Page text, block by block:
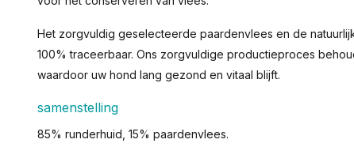
Het zorgvuldig geselecteerde paardenvlees en de
100% traceerbaar. Ons zorgvuldige productieproces
waardoor uw hond lang gezond en vitaal blijft.
samenstelling
85% runderhuid, 15% paardenvlees.